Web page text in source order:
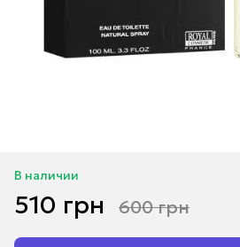
В наличии
510 грн 600 грн